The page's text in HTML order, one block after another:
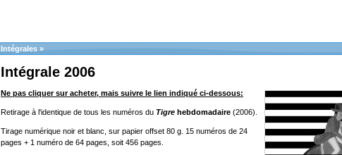
Intégrales »
Intégrale 2006
Ne pas cliquer sur acheter, mais suivre le lien indiqué ci-dessous:
Retirage à l'identique de tous les numéros du Tigre hebdomadaire (2006).
Tirage numérique noir et blanc, sur papier offset 80 g. 15 numéros de 24
pages + 1 numéro de 64 pages, soit 456 pages.